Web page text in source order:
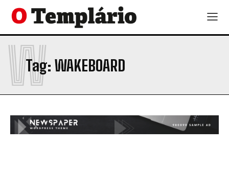
Tag: WAKEBOARD
W